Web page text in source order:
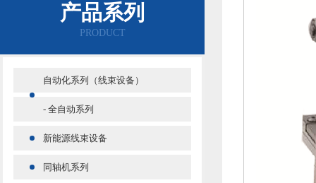
产品系列
PRODUCT
自动化系列（线束设备）
- 全自动系列
新能源线束设备
同轴机系列